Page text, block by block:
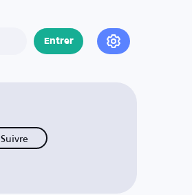
Entrer
Suivre